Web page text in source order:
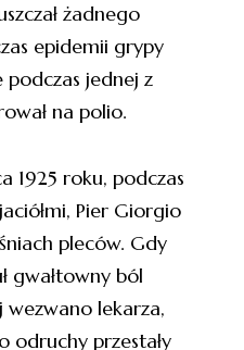
żadnego
epidemii grypy
podczas jednej z
na polio.
1925 roku, podczas
Pier Giorgio
pleców. Gdy
gwałtowny ból
wezwano lekarza,
odruchy przestały